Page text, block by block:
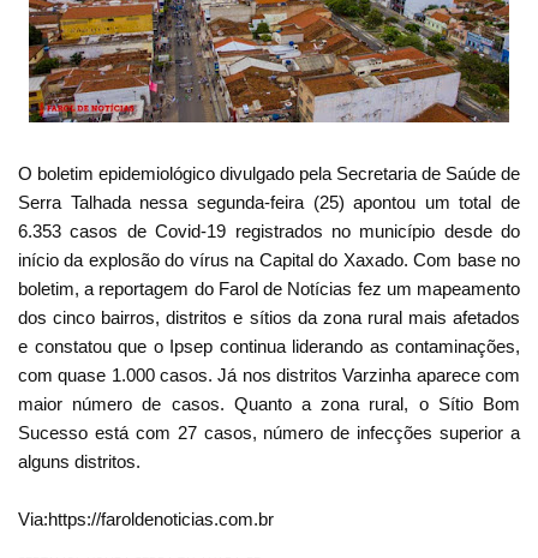
O boletim epidemiológico divulgado pela Secretaria de Saúde de
Serra Talhada nessa segunda-feira (25) apontou um total de
6.353 casos de Covid-19 registrados no município desde do
início da explosão do vírus na Capital do Xaxado. Com base no
boletim, a reportagem do Farol de Notícias fez um mapeamento
dos cinco bairros, distritos e sítios da zona rural mais afetados
e constatou que o Ipsep continua liderando as contaminações,
com quase 1.000 casos. Já nos distritos Varzinha aparece com
maior número de casos. Quanto a zona rural, o Sítio Bom
Sucesso está com 27 casos, número de infecções superior a
alguns distritos.
Via:https://faroldenoticias.com.br